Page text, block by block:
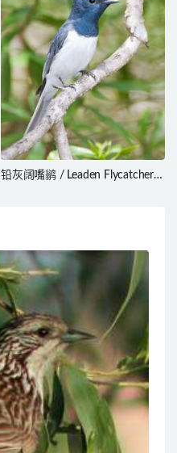
铅灰阔嘴鹟 / Leaden Flycatcher /